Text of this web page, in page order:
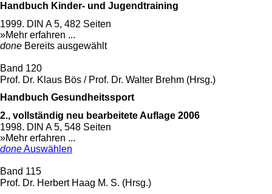
Handbuch Kinder- und Jugendtraining
1999. DIN A 5, 482 Seiten
»Mehr erfahren ...
done Bereits ausgewählt
Band 120
Prof. Dr. Klaus Bös / Prof. Dr. Walter Brehm (Hrsg.)
Handbuch Gesundheitssport
2., vollständig neu bearbeitete Auflage 2006
1998. DIN A 5, 548 Seiten
»Mehr erfahren ...
doneAuswählen
Band 115
Prof. Dr. Herbert Haag M. S. (Hrsg.)